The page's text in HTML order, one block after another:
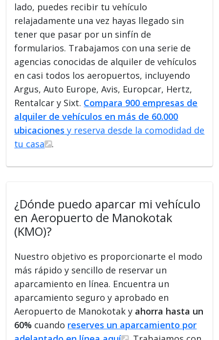
lado, puedes recibir tu vehículo
relajadamente una vez hayas llegado sin
tener que pasar por un sinfín de
formularios. Trabajamos con una serie de
agencias conocidas de alquiler de vehículos
en casi todos los aeropuertos, incluyendo
Argus, Auto Europe, Avis, Europcar, Hertz,
Rentalcar y Sixt. Compara 900 empresas de
alquiler de vehículos en más de 60.000
ubicaciones y reserva desde la comodidad de
tu casa
.
¿Dónde puedo aparcar mi vehículo
en Aeropuerto de Manokotak
(KMO)?
Nuestro objetivo es proporcionarte el modo
más rápido y sencillo de reservar un
aparcamiento en línea. Encuentra un
aparcamiento seguro y aprobado en
Aeropuerto de Manokotak y ahorra hasta un
60% cuando reserves un aparcamiento por